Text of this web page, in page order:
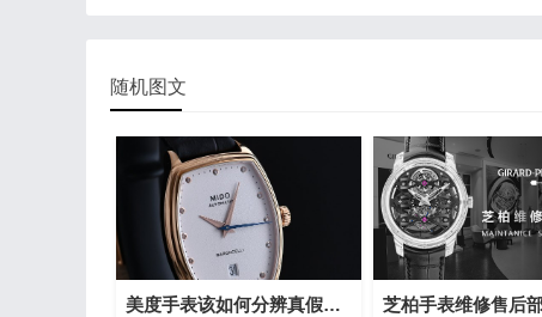
随机图文
美度手表该如何分辨真假？（手表的分辨方法）